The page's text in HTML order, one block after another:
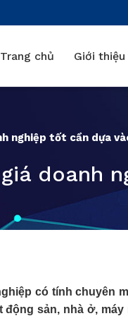
Trang chủ Giới thiệu
nghiệp tốt cần dựa
doanh
có tính chuyên
sản, nhà ở,